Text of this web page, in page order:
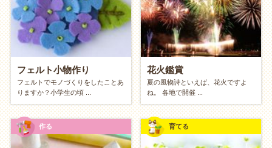
でOK）
とにかく頭を空っぽにしてリセットしたい
家中の窓や鏡をピカピカに磨く
ひたすら空や雲の動きを眺める
好きな音楽を聴きながら長めの散歩をする
フェルト小物作り
フェルトでモノづくりをしたことあ
りますか？小学生の頃 ...
花火鑑賞
夏の風物詩といえば、花火ですよ
ね。 各地で開催 ...
作る 育てる